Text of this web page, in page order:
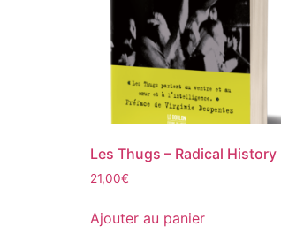
Les Thugs – Radical History
21,00€
Ajouter au panier